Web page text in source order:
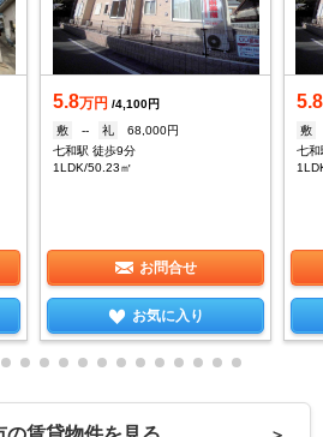
5.8万円 /4,100円
敷
-- 礼
68,000円
七和駅 徒歩9分
1LDK/50.23㎡
お問合せ
お気に入り
5.8
敷
七和